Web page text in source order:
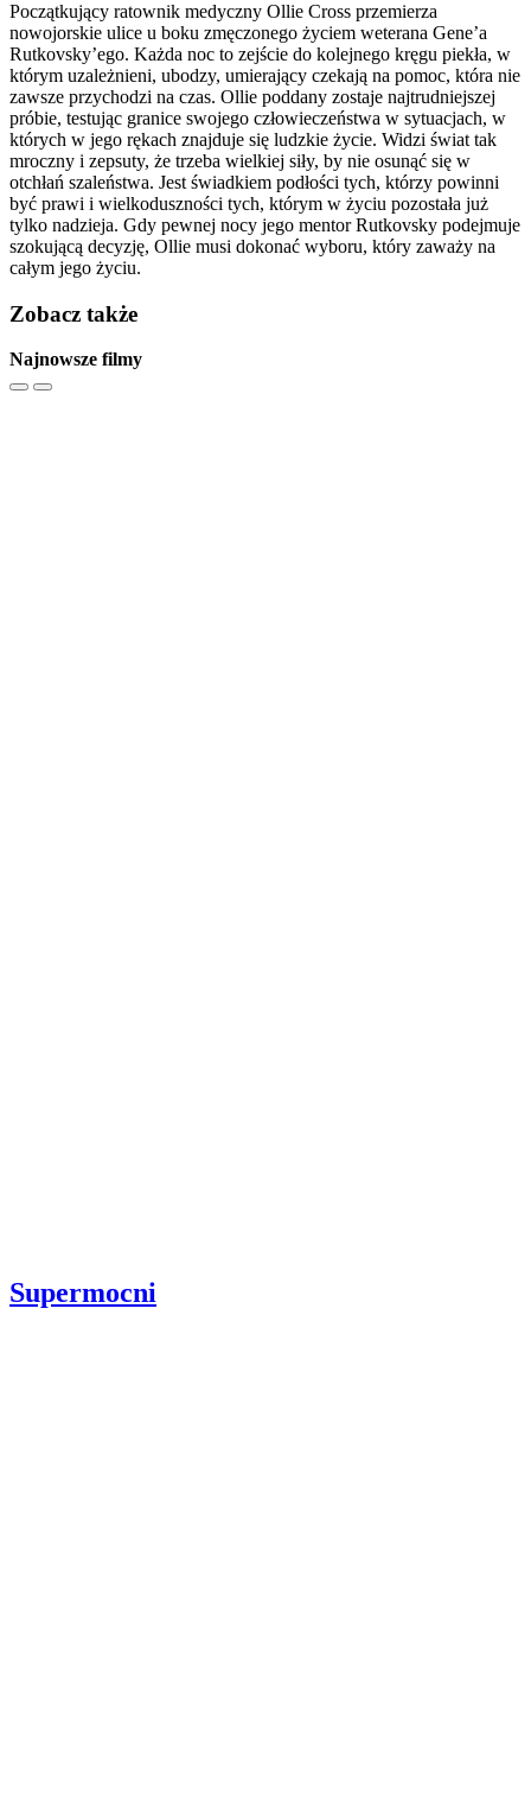
Początkujący ratownik medyczny Ollie Cross przemierza
nowojorskie ulice u boku zmęczonego życiem weterana Gene’a
Rutkovsky’ego. Każda noc to zejście do kolejnego kręgu piekła, w
którym uzależnieni, ubodzy, umierający czekają na pomoc, która nie
zawsze przychodzi na czas. Ollie poddany zostaje najtrudniejszej
próbie, testując granice swojego człowieczeństwa w sytuacjach, w
których w jego rękach znajduje się ludzkie życie. Widzi świat tak
mroczny i zepsuty, że trzeba wielkiej siły, by nie osunąć się w
otchłań szaleństwa. Jest świadkiem podłości tych, którzy powinni
być prawi i wielkoduszności tych, którym w życiu pozostała już
tylko nadzieja. Gdy pewnej nocy jego mentor Rutkovsky podejmuje
szokującą decyzję, Ollie musi dokonać wyboru, który zaważy na
całym jego życiu.
Zobacz także
Najnowsze filmy
Supermocni